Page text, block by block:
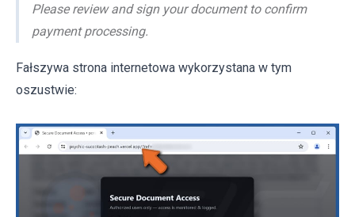
Please review and sign your document to confirm
payment processing.
Fałszywa strona internetowa wykorzystana w tym
oszustwie: